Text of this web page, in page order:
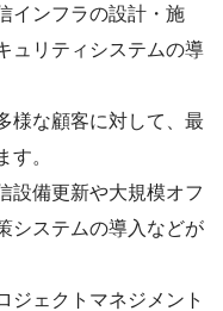
インフラの設計・施
ュリティシステムの導
様な顧客に対して、最
す。
設備更新や大規模オフ
システムの導入などが
ジェクトマネジメント